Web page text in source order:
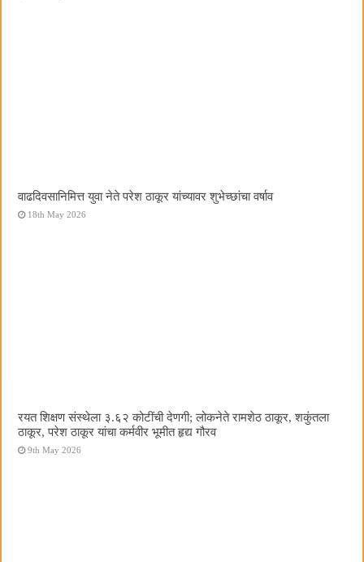
वाढदिवसानिमित्त युवा नेते परेश ठाकूर यांच्यावर शुभेच्छांचा वर्षाव
18th May 2026
रयत शिक्षण संस्थेला ३.६२ कोटींची देणगी; लोकनेते रामशेठ ठाकूर, शकुंतला
ठाकूर, परेश ठाकूर यांचा कर्मवीर भूमीत हृद्य गौरव
9th May 2026